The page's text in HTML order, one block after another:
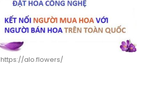
https://alo.flowers/